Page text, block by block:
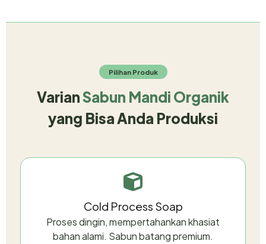
Pilihan Produk
VarianSabun Mandi Organik
yang Bisa Anda Produksi
Cold Process Soap
Proses dingin, mempertahankan khasiat
bahan alami. Sabun batang premium.